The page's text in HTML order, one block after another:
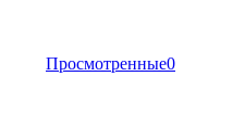
Просмотренные0